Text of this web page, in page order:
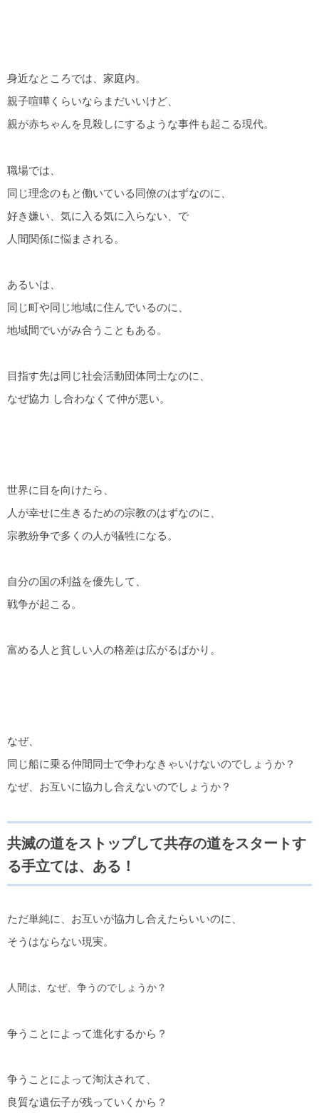
身近なところでは、家庭内。
親子喧嘩くらいならまだいいけど、
親が赤ちゃんを見殺しにするような事件も起こる現代。
職場では、
同じ理念のもと働いている同僚のはずなのに、
好き嫌い、気に入る気に入らない、で
人間関係に悩まされる。
あるいは、
同じ町や同じ地域に住んでいるのに、
地域間でいがみ合うこともある。
目指す先は同じ社会活動団体同士なのに、
なぜ協力 し合わなくて仲が悪い。
世界に目を向けたら、
人が幸せに生きるための宗教のはずなのに、
宗教紛争で多くの人が犠牲になる。
自分の国の利益を優先して、
戦争が起こる。
富める人と貧しい人の格差は広がるばかり。
なぜ、
同じ船に乗る仲間同士で争わなきゃいけないのでしょうか？
なぜ、お互いに協力し合えないのでしょうか？
共滅の道をストップして共存の道をスタートす
る手立ては、ある！
ただ単純に、お互いが協力し合えたらいいのに、
そうはならない現実。
人間は、なぜ、争うのでしょうか？
争うことによって進化するから？
争うことによって淘汰されて、
良質な遺伝子が残っていくから？